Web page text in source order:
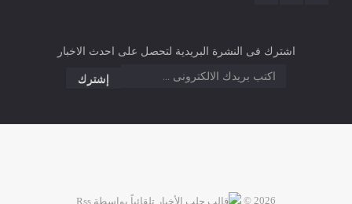
اشترك فى النشرة البريدية لتحصل على احدث الاخبار
2026 ©